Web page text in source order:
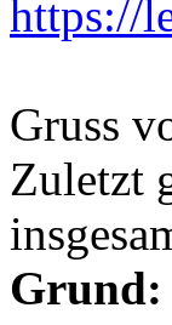
https://
Gruss
Zuletzt
Grund: